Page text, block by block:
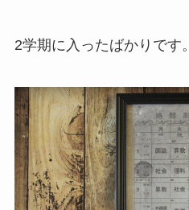
2学期に入ったばかりです。